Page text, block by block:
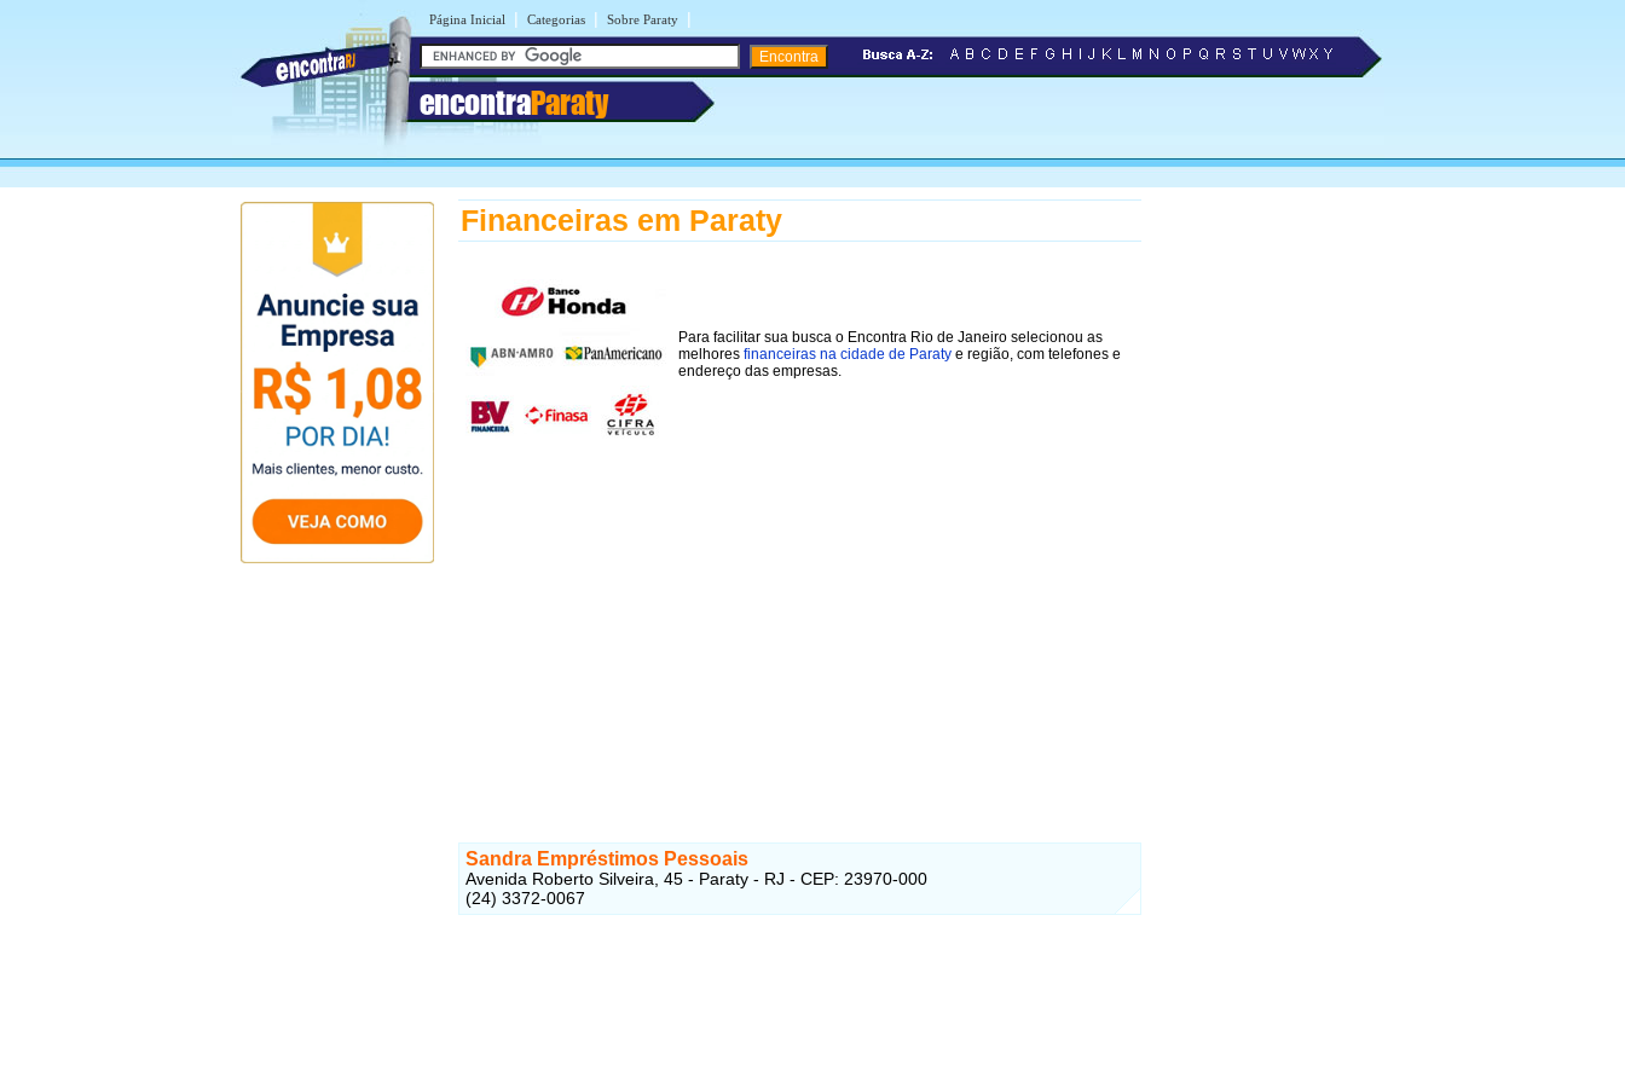
Página Inicial | Categorias | Sobre Paraty |
encontraParaty
Financeiras em Paraty
Para facilitar sua busca o Encontra Rio de Janeiro selecionou as
melhores financeiras na cidade de Paraty e região, com telefones e
endereço das empresas.
Sandra Empréstimos Pessoais
Avenida Roberto Silveira, 45 - Paraty - RJ - CEP: 23970-000
(24) 3372-0067